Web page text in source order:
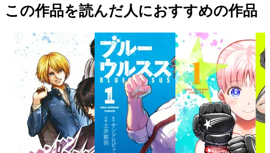
この作品を読んだ人におすすめの作品